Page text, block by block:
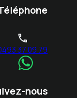
phone
37 09 79
nous